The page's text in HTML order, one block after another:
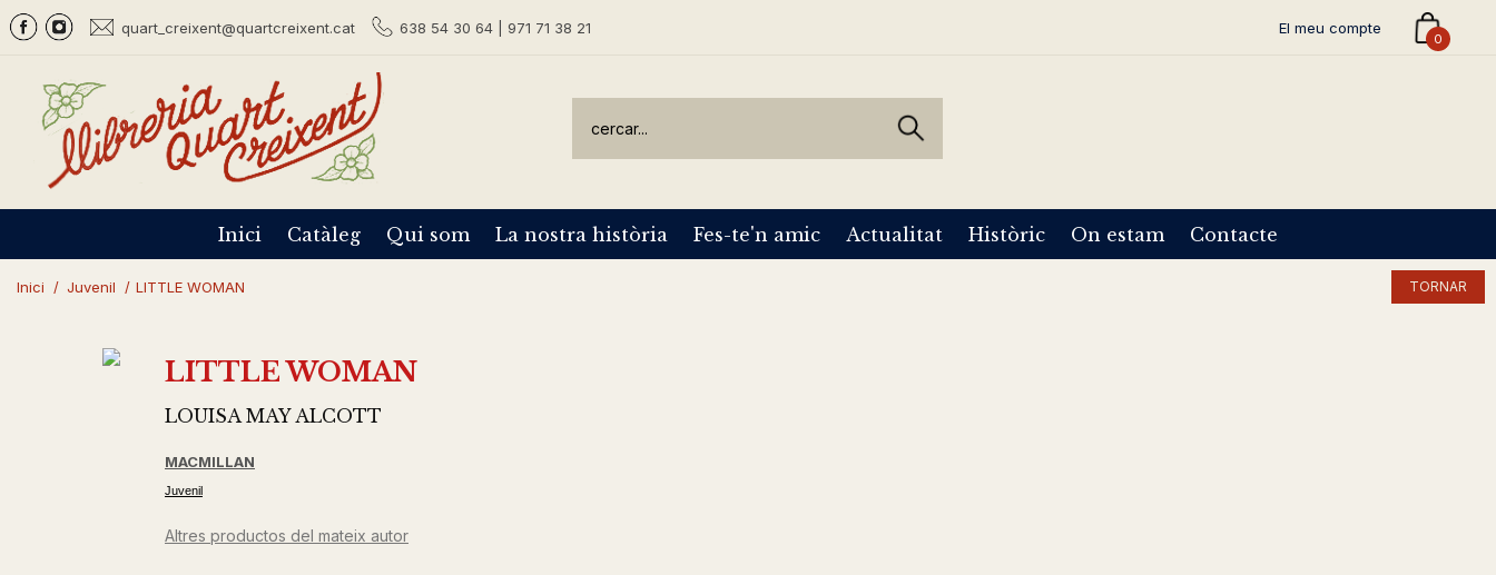
quart_creixent@quartcreixent.cat 638 54 30 64 | 971 71 38 21 El meu compte
0
Inici Catàleg Qui som La nostra història Fes-te'n amic Actualitat Històric On estam Contacte
Inici / Juvenil / LITTLE WOMAN TORNAR
LITTLE WOMAN
LOUISA MAY ALCOTT
MACMILLAN
Juvenil
Altres productos del mateix autor